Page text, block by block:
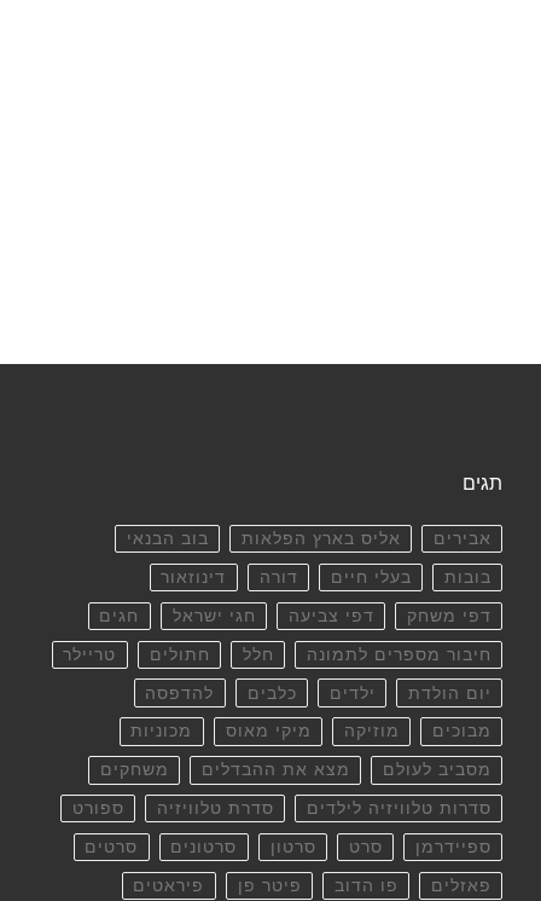
תגים
אבירים אליס בארץ הפלאות בוב הבנאי
בובות בעלי חיים דורה דינוזאור
דפי משחק דפי צביעה חגי ישראל חגים
חיבור מספרים לתמונה חלל חתולים טריילר
יום הולדת ילדים כלבים להדפסה
מבוכים מוזיקה מיקי מאוס מכוניות
מסביב לעולם מצא את ההבדלים משחקים
סדרות טלוויזיה לילדים סדרת טלוויזיה ספורט
ספיידרמן סרט סרטון סרטונים סרטים
פאזלים פו הדוב פיטר פן פיראטים